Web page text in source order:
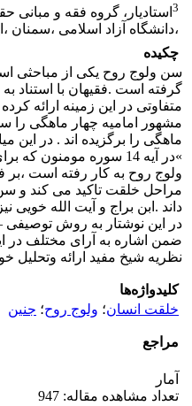
3 استادیار، گروه فقه و مبانی
،دانشگاه آزاد اسلامی ،سمنان
چکیده
سن ولوج روح یکی از مباحثی
گرفته است .فقیهان با استناد
متفاوتی در این زمینه ارائه کرده
مشهور امامیه چهار ماهگی را
ماهگی را برگزیده اند . در این
»در آیه 14 سوره مومنون
ولوج روح به کار رفته است ،بر
مراحل خلقت تاکید می کند و
داند .ابن براج و آیت الله خویی
در این نوشتار به روش توصیفی
ضمن اشاره به آرای مختلف در
نظریه شیخ مفید ارائه وتحلیل
کلیدواژه‌ها
خلقت انسان؛ ولوج روح؛ جنین
مراجع
آمار
تعداد مشاهده مقاله: 947